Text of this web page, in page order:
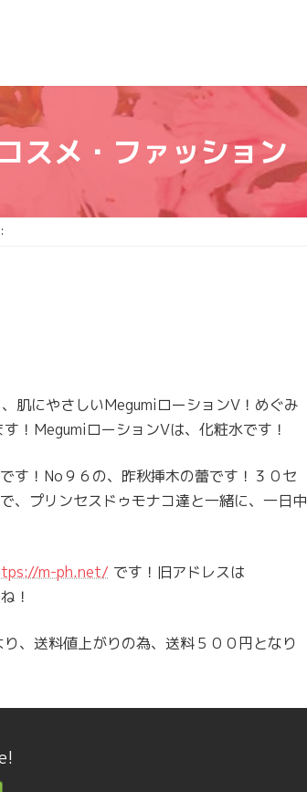
コスメ・ファッション
にやさしいMegumiローションV！めぐみ
！MegumiローションVは、化粧水です！
す！No９６の、昨秋挿木の蕾です！３０セ
、プリンセスドゥモナコ達と一緒に、一日中
m-ph.net/ です！旧アドレスは
！
、送料値上がりの為、送料５００円となり